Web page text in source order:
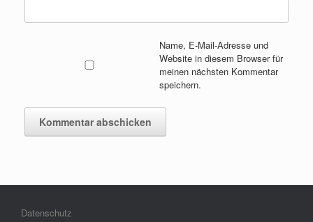
Name, E-Mail-Adresse und
Website in diesem Browser für
meinen nächsten Kommentar
speichern.
Datenschutz